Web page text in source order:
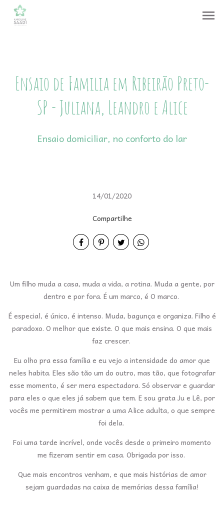
menu
Ensaio de Familia em Ribeirão Preto-
SP - Juliana, Leandro e Alice
Ensaio domiciliar, no conforto do lar
14/01/2020
Compartilhe
Um filho muda a casa, muda a vida, a rotina. Muda a gente, por
dentro e por fora. É um marco, é O marco.
É especial, é único, é intenso. Muda, bagunça e organiza. Filho é
paradoxo. O melhor que existe. O que mais ensina. O que mais
faz crescer.
Eu olho pra essa família e eu vejo a intensidade do amor que
neles habita. Eles são tão um do outro, mas tão, que fotografar
esse momento, é ser mera espectadora. Só observar e guardar
para eles o que eles já sabem que tem. E sou grata Ju e Lê, por
vocês me permitirem mostrar a uma Alice adulta, o que sempre
foi dela.
Foi uma tarde incrível, onde vocês desde o primeiro momento
me fizeram sentir em casa. Obrigada por isso.
Que mais encontros venham, e que mais histórias de amor
sejam guardadas na caixa de memórias dessa família!